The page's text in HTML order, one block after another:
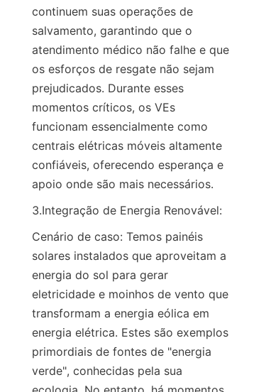
continuem suas operações de
salvamento, garantindo que o
atendimento médico não falhe e que
os esforços de resgate não sejam
prejudicados. Durante esses
momentos críticos, os VEs
funcionam essencialmente como
centrais elétricas móveis altamente
confiáveis, oferecendo esperança e
apoio onde são mais necessários.
3.Integração de Energia Renovável:
Cenário de caso: Temos painéis
solares instalados que aproveitam a
energia do sol para gerar
eletricidade e moinhos de vento que
transformam a energia eólica em
energia elétrica. Estes são exemplos
primordiais de fontes de "energia
verde", conhecidas pela sua